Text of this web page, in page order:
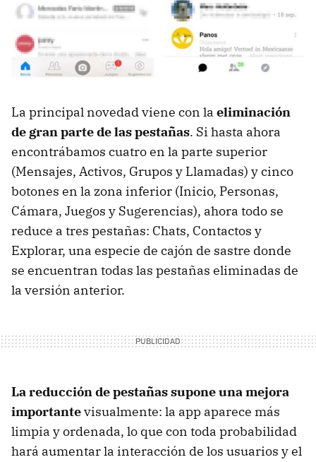
La principal novedad viene con la eliminación
de gran parte de las pestañas. Si hasta ahora
encontrábamos cuatro en la parte superior
(Mensajes, Activos, Grupos y Llamadas) y cinco
botones en la zona inferior (Inicio, Personas,
Cámara, Juegos y Sugerencias), ahora todo se
reduce a tres pestañas: Chats, Contactos y
Explorar, una especie de cajón de sastre donde
se encuentran todas las pestañas eliminadas de
la versión anterior.
La reducción de pestañas supone una mejora
importantevisualmente: la app aparece más
limpia y ordenada, lo que con toda probabilidad
hará aumentar la interacción de los usuarios y el